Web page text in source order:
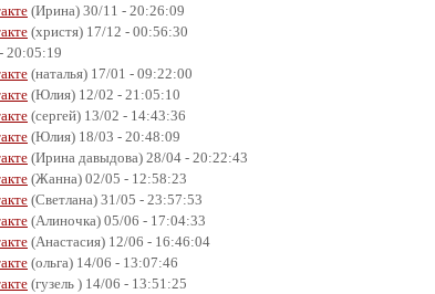
(Ирина) 30/11 - 20:26:09
(христя) 17/12 - 00:56:30
20:05:19
(наталья) 17/01 - 09:22:00
(Юлия) 12/02 - 21:05:10
(сергей) 13/02 - 14:43:36
(Юлия) 18/03 - 20:48:09
(Ирина давыдова) 28/04 - 20:22:43
(Жанна) 02/05 - 12:58:23
(Светлана) 31/05 - 23:57:53
(Алиночка) 05/06 - 17:04:33
(Анастасия) 12/06 - 16:46:04
(ольга) 14/06 - 13:07:46
(гузель ) 14/06 - 13:51:25